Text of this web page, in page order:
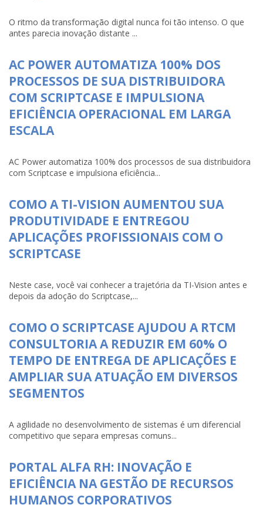
O ritmo da transformação digital nunca foi tão intenso. O que
antes parecia inovação distante ...
AC POWER AUTOMATIZA 100% DOS
PROCESSOS DE SUA DISTRIBUIDORA
COM SCRIPTCASE E IMPULSIONA
EFICIÊNCIA OPERACIONAL EM LARGA
ESCALA
AC Power automatiza 100% dos processos de sua distribuidora
com Scriptcase e impulsiona eficiência...
COMO A TI-VISION AUMENTOU SUA
PRODUTIVIDADE E ENTREGOU
APLICAÇÕES PROFISSIONAIS COM O
SCRIPTCASE
Neste case, você vai conhecer a trajetória da TI-Vision antes e
depois da adoção do Scriptcase,...
COMO O SCRIPTCASE AJUDOU A RTCM
CONSULTORIA A REDUZIR EM 60% O
TEMPO DE ENTREGA DE APLICAÇÕES E
AMPLIAR SUA ATUAÇÃO EM DIVERSOS
SEGMENTOS
A agilidade no desenvolvimento de sistemas é um diferencial
competitivo que separa empresas comuns...
PORTAL ALFA RH: INOVAÇÃO E
EFICIÊNCIA NA GESTÃO DE RECURSOS
HUMANOS CORPORATIVOS